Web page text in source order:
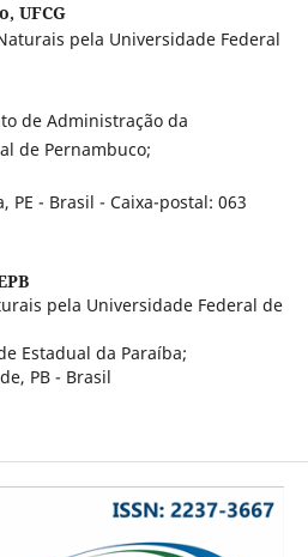
UFCG
pela Universidade Federal
de Administração da
de Pernambuco;
PE - Brasil - Caixa-postal: 063
pela Universidade Federal de
Estadual da Paraíba;
PB - Brasil